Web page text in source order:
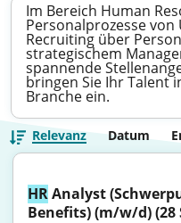
Im Bereich Human
Personalprozesse
Recruiting über
strategischem
spannende
bringen Sie Ihr Talent
Branche ein.
Relevanz Datum
HR Analyst
Benefits) (m/w/d) (28